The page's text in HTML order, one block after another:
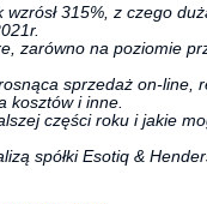
315%, z czego
zarówno na poziomie
sprzedaż on-
kosztów i inne.
części roku i jakie
spółki Esotiq &